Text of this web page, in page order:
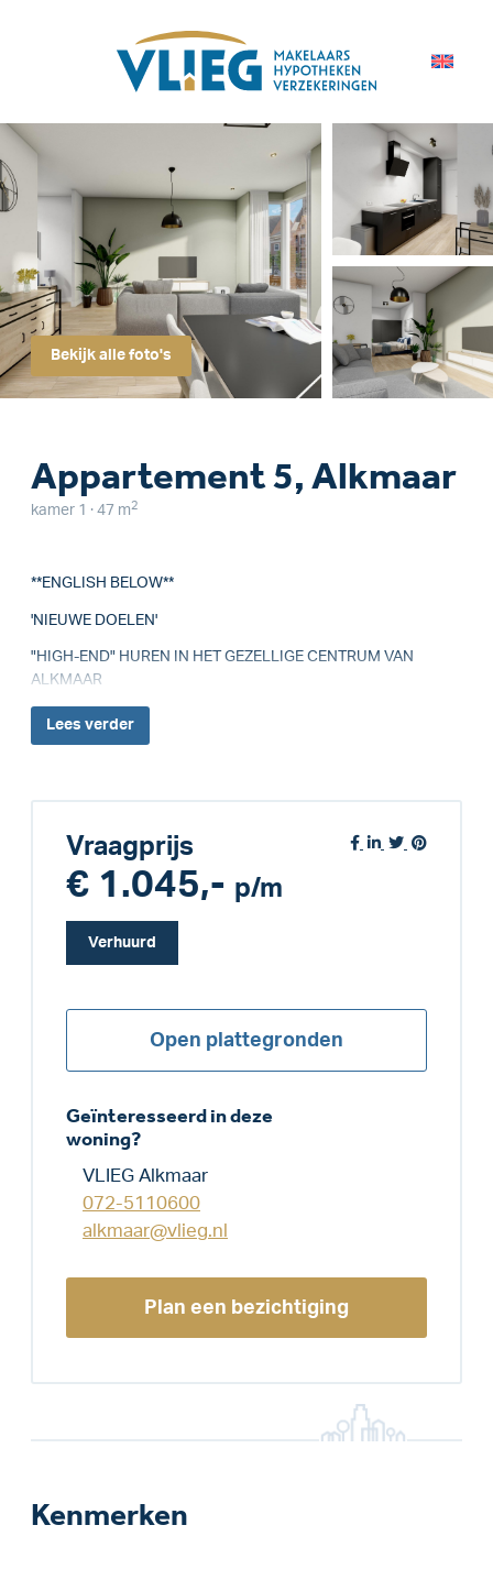
Bekijk alle foto's
Appartement 5, Alkmaar
kamer 1 · 47 m 2
**ENGLISH BELOW**
'NIEUWE DOELEN'
"HIGH-END" HUREN IN HET GEZELLIGE CENTRUM VAN
ALKMAAR
Lees verder
Vraagprijs
€ 1.045,- p/m
Verhuurd
Open plattegronden
Geïnteresseerd in deze
woning?
VLIEG Alkmaar
072-5110600
alkmaar@vlieg.nl
Plan een bezichtiging
Kenmerken